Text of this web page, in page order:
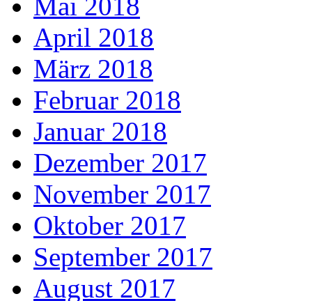
Mai 2018
April 2018
März 2018
Februar 2018
Januar 2018
Dezember 2017
November 2017
Oktober 2017
September 2017
August 2017